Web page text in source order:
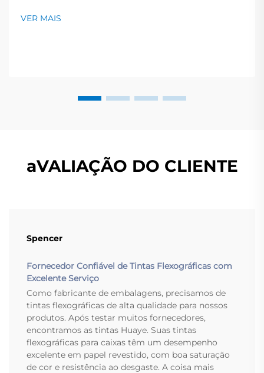
VER MAIS
aVALIAÇÃO DO CLIENTE
Spencer
Fornecedor Confiável de Tintas Flexográficas com
Excelente Serviço
Como fabricante de embalagens, precisamos de
tintas flexográficas de alta qualidade para nossos
produtos. Após testar muitos fornecedores,
encontramos as tintas Huaye. Suas tintas
flexográficas para caixas têm um desempenho
excelente em papel revestido, com boa saturação
de cor e resistência ao desgaste. A coisa mais